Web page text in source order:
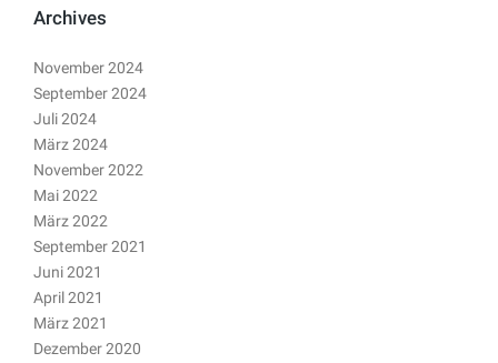
Archives
November 2024
September 2024
Juli 2024
März 2024
November 2022
Mai 2022
März 2022
September 2021
Juni 2021
April 2021
März 2021
Dezember 2020